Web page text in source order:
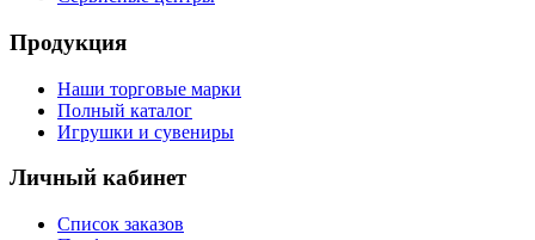
Продукция
Наши торговые марки
Полный каталог
Игрушки и сувениры
Личный кабинет
Список заказов